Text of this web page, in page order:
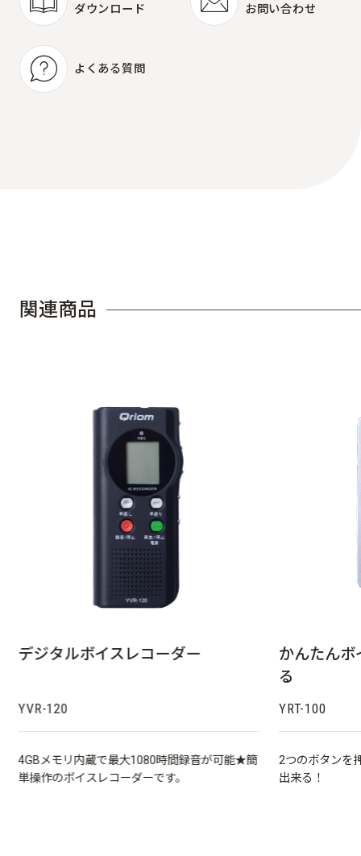
ダウンロード
お問い合わせ
よくある質問
関連商品
デジタルボイスレコーダー
YVR-120
4GBメモリ内蔵で最大1080時間録音が可能★簡
単操作のボイスレコーダーです。
かんたんボ
る
YRT-100
2つのボタンを
出来る！